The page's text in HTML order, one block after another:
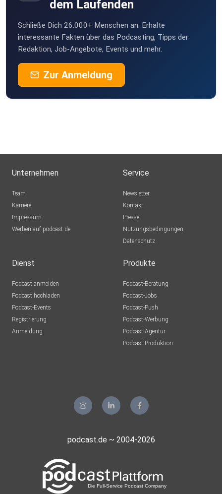
dem Laufenden
Schließe Dich 26.000+ Menschen an. Erhalte
interessante Fakten über das Podcasting, Tipps der
Redaktion, Job-Angebote, Events und mehr.
Zur Anmeldung
Unternehmen
Team
Karriere
Impressum
Werben auf podcast.de
Service
Newsletter
Kontakt
Presse
Nutzungsbedingungen
Datenschutz
Dienst
Podcast anmelden
Podcast hochladen
Podcast-Events
Registrierung
Anmeldung
Produkte
Podcast-Beratung
Podcast-Jobs
Podcast-Push
Podcast-Werbung
Podcast-Agentur
Podcast-Produktion
podcast.de ~ 2004-2026